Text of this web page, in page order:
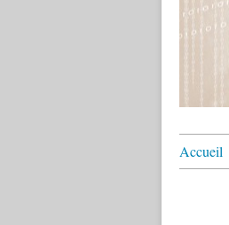
Accueil